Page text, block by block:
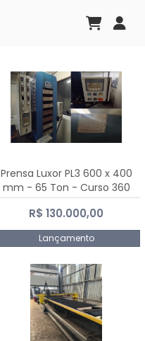
Prensa Luxor PL3 600 x 400
mm - 65 Ton - Curso 360
mm
R$ 130.000,00
Lançamento